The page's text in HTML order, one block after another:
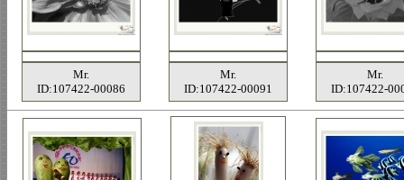
Mr.
ID:107422-00086
Mr.
ID:107422-00091
Mr.
ID:107422-